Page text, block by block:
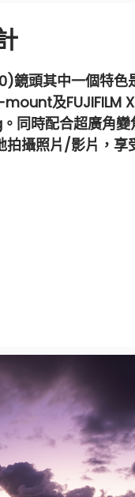
頭其中一個特色
及FUJIFILM
同時配合超廣角變
拍攝照片/影片，享